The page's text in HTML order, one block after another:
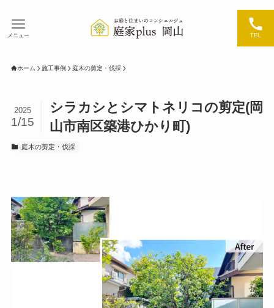
TEL
メニュー
ホーム 施工事例 庭木の剪定・伐採
シラカシとシマトネリコの剪定(岡
山市南区築港ひかり町)
2025
1/15
庭木の剪定・伐採